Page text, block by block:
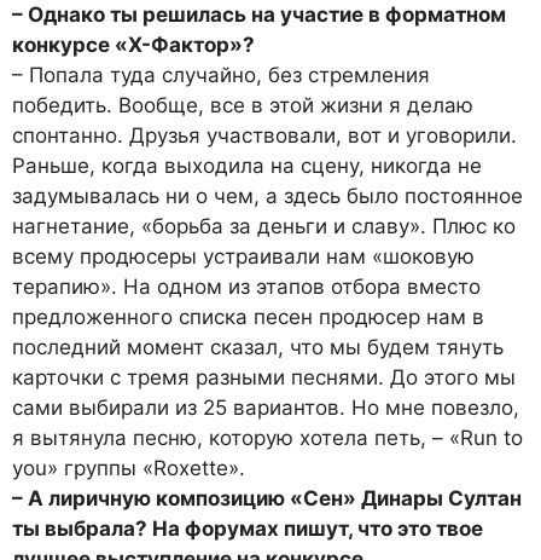
– Однако ты решилась на участие в форматном
конкурсе «Х-Фактор»?
– Попала туда случайно, без стремления
победить. Вообще, все в этой жизни я делаю
спонтанно. Друзья участвовали, вот и уговорили.
Раньше, когда выходила на сцену, никогда не
задумывалась ни о чем, а здесь было постоянное
нагнетание, «борьба за деньги и славу». Плюс ко
всему продюсеры устраивали нам «шоковую
терапию». На одном из этапов отбора вместо
предложенного списка песен продюсер нам в
последний момент сказал, что мы будем тянуть
карточки с тремя разными песнями. До этого мы
сами выбирали из 25 вариантов. Но мне повезло,
я вытянула песню, которую хотела петь, – «Run to
you» группы «Roxette».
– А лиричную композицию «Сен» Динары Султан
ты выбрала? На форумах пишут, что это твое